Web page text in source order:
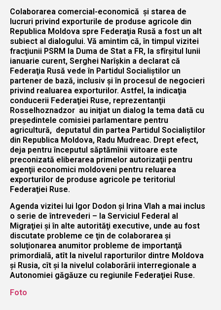
Colaborarea comercial-economică şi starea de
lucruri privind exporturile de produse agricole din
Republica Moldova spre Federaţia Rusă a fost un alt
subiect al dialogului. Vă amintim că, în timpul vizitei
fracţiunii PSRM la Duma de Stat a FR, la sfîrşitul lunii
ianuarie curent, Serghei Narîşkin a declarat că
Federaţia Rusă vede în Partidul Socialiştilor un
partener de bază, inclusiv şi în procesul de negocieri
privind realuarea exporturilor. Astfel, la indicaţia
conducerii Federaţiei Ruse, reprezentanţii
Rosselhoznadzor au iniţiat un dialog la tema dată cu
preşedintele comisiei parlamentare pentru
agricultură, deputatul din partea Partidul Socialiştilor
din Republica Moldova, Radu Mudreac. Drept efect,
deja pentru începutul săptămînii viitoare este
preconizată eliberarea primelor autorizaţii pentru
agenţii economici moldoveni pentru reluarea
exporturilor de produse agricole pe teritoriul
Federaţiei Ruse.
Agenda vizitei lui Igor Dodon şi Irina Vlah a mai inclus
o serie de întrevederi – la Serviciul Federal al
Migraţiei şi în alte autorităţi executive, unde au fost
discutate probleme ce ţin de colaborarea şi
soluţionarea anumitor probleme de importanţă
primordială, atît la nivelul raporturilor dintre Moldova
şi Rusia, cît şi la nivelul colaborării interregionale a
Autonomiei găgăuze cu regiunile Federaţiei Ruse.
Foto